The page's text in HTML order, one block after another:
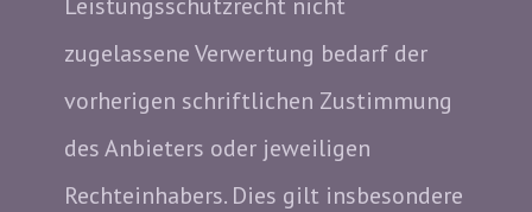
zugelassene Verwertung bedarf der
vorherigen schriftlichen Zustimmung
des Anbieters oder jeweiligen
Rechteinhabers. Dies gilt insbesondere